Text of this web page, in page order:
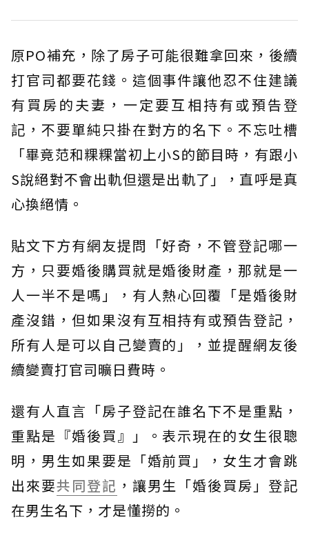
原PO補充，除了房子可能很難拿回來，後續
打官司都要花錢。這個事件讓他忍不住建議
有買房的夫妻，一定要互相持有或預告登
記，不要單純只掛在對方的名下。不忘吐槽
「畢竟范和粿粿當初上小S的節目時，有跟小
S說絕對不會出軌但還是出軌了」，直呼是真
心換絕情。
貼文下方有網友提問「好奇，不管登記哪一
方，只要婚後購買就是婚後財產，那就是一
人一半不是嗎」，有人熱心回覆「是婚後財
產沒錯，但如果沒有互相持有或預告登記，
所有人是可以自己變賣的」，並提醒網友後
續變賣打官司曠日費時。
還有人直言「房子登記在誰名下不是重點，
重點是『婚後買』」。表示現在的女生很聰
明，男生如果要是「婚前買」，女生才會跳
出來要共同登記 ，讓男生「婚後買房」登記
在男生名下，才是懂撈的。